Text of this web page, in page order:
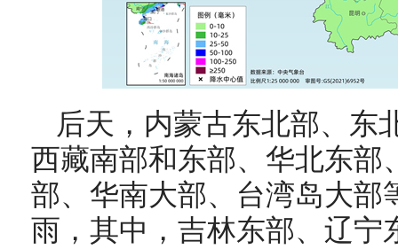
后天， 内蒙古东北部、东
西藏南部和东部、华北东部
部、华南大部、台湾岛大部
雨，其中，吉林东部、辽宁